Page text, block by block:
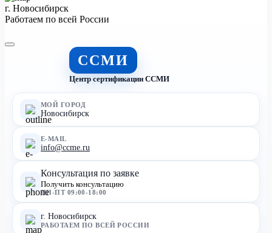
г. Новосибирск
Работаем по всей России
ССМИ
Центр сертификации ССМИ
МОЙ ГОРОД
Новосибирск
E-MAIL
info@ccme.ru
Консультация по заявке
Получить консультацию
ПН-ПТ 09:00-18:00
г. Новосибирск
РАБОТАЕМ ПО ВСЕЙ РОССИИ